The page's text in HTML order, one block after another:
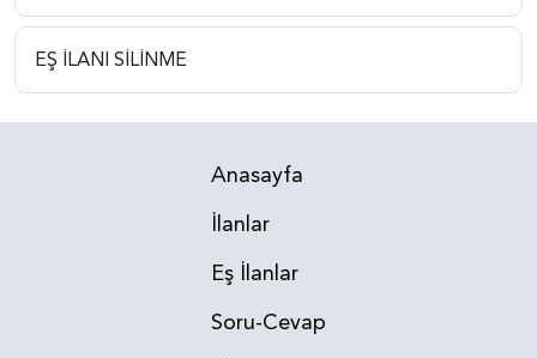
EŞ İLANI SİLİNME
Anasayfa
İlanlar
Eş İlanlar
Soru-Cevap